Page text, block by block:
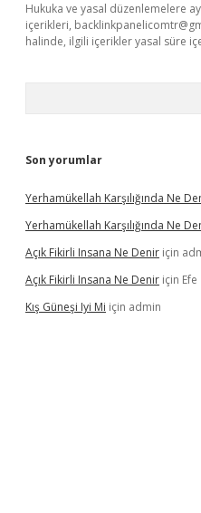
Hukuka ve yasal düzenlemelere
içerikleri,
halinde, ilgili içerikler yasal süre
Son yorumlar
Yerhamükellah Karşılığında Ne
Yerhamükellah Karşılığında Ne
Açık Fikirli Insana Ne Denir için
Açık Fikirli Insana Ne Denir için Efe
Kış Güneşi Iyi Mi için admin